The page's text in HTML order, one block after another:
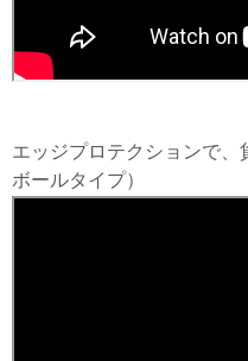
エッジプロテクションで
ボールタイプ）